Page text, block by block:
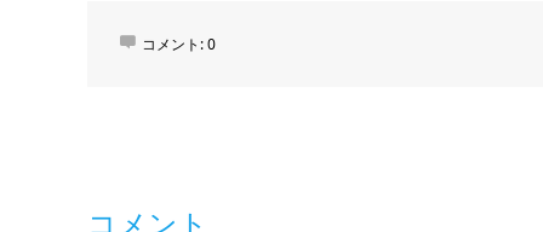
コメント:0
コメント